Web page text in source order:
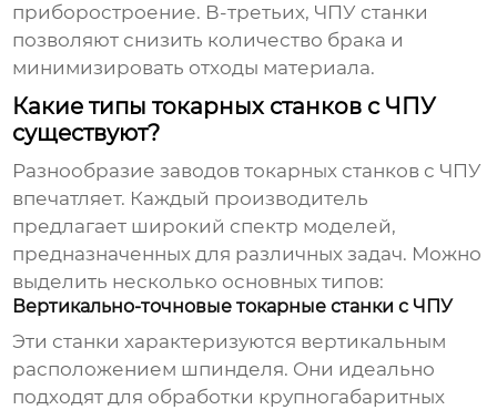
приборостроение. В-третьих, ЧПУ станки
позволяют снизить количество брака и
минимизировать отходы материала.
Какие типы токарных станков с ЧПУ
существуют?
Разнообразиезаводов токарных станков с ЧПУ
впечатляет. Каждый производитель
предлагает широкий спектр моделей,
предназначенных для различных задач. Можно
выделить несколько основных типов:
Вертикально-точновые токарные станки с ЧПУ
Эти станки характеризуются вертикальным
расположением шпинделя. Они идеально
подходят для обработки крупногабаритных